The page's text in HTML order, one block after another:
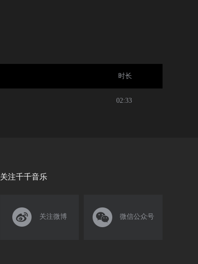
时长
02:33
关注千千音乐
 关注微博  微信公众号